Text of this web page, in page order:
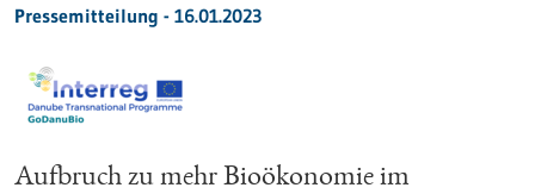
Pressemitteilung - 16.01.2023
Aufbruch zu mehr Bioökonomie im